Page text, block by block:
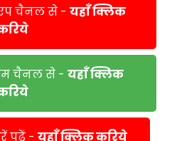
चैनल से - यहाँ क्लिक
चैनल से - यहाँ क्लिक
पढें - यहाँ क्लिक करिये